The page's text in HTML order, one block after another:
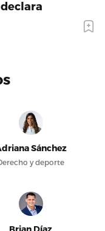
Sánchez
y deporte
Brian Díaz